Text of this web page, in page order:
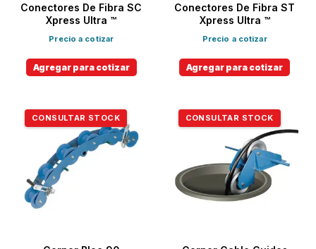
Conectores De Fibra SC
Xpress Ultra ™
Precio a cotizar
Agregar para cotizar
Conectores De Fibra ST
Xpress Ultra ™
Precio a cotizar
Agregar para cotizar
CONSULTAR STOCK CONSULTAR STOCK